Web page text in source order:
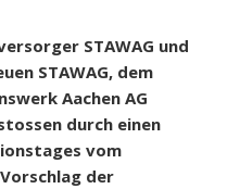
STAWAG und
STAWAG, dem
Aachen AG
durch einen
vom
der